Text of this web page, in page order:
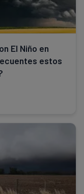
El Niño en
estos